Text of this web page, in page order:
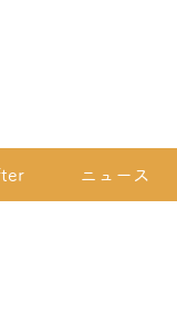
ニュース